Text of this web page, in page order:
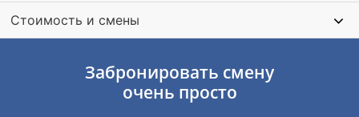
Стоимость и смены
Забронировать смену
очень просто